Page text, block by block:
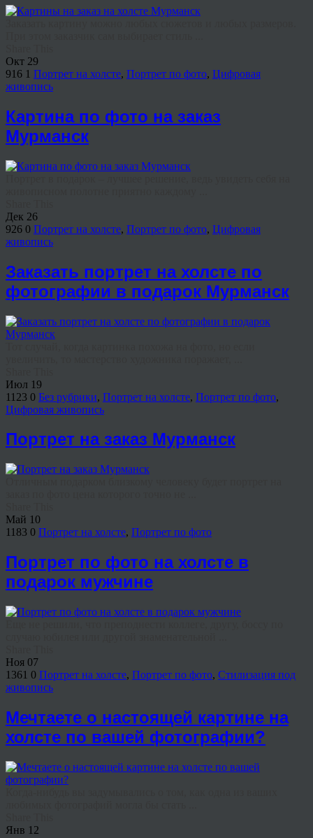
Окт 29
916 1 Портрет на холсте, Портрет по фото, Цифровая
живопись
Картина по фото на заказ
Мурманск
Дек 26
926 0 Портрет на холсте, Портрет по фото, Цифровая
живопись
Заказать портрет на холсте по
фотографии в подарок Мурманск
Июл 19
1123 0 Без рубрики, Портрет на холсте, Портрет по фото,
Цифровая живопись
Портрет на заказ Мурманск
Май 10
1183 0 Портрет на холсте, Портрет по фото
Портрет по фото на холсте в
подарок мужчине
Ноя 07
1361 0 Портрет на холсте, Портрет по фото, Стилизация под
живопись
Мечтаете о настоящей картине на
холсте по вашей фотографии?
Янв 12